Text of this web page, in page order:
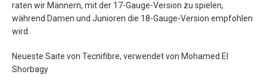
raten wir Männern, mit der 17-Gauge-Version zu spielen,
während Damen und Junioren die 18-Gauge-Version empfohlen
wird.
Neueste Saite von Tecnifibre, verwendet von Mohamed El
Shorbagy